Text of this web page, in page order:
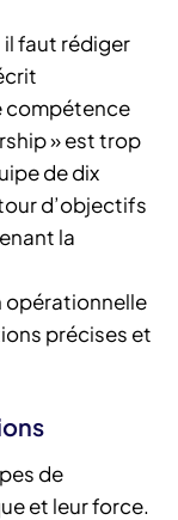
faut rédiger
compétence
» est trop
de dix
d’objectifs
la
opérationnelle
précises et
de
et leur force.